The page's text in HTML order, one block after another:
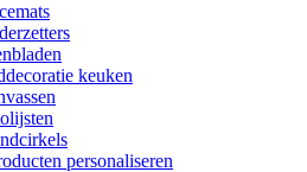
keuken
personaliseren